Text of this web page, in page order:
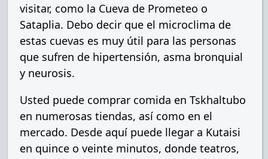
visitar, como la Cueva de Prometeo o
Sataplia. Debo decir que el microclima de
estas cuevas es muy útil para las personas
que sufren de hipertensión, asma bronquial
y neurosis.
Usted puede comprar comida en Tskhaltubo
en numerosas tiendas, así como en el
mercado. Desde aquí puede llegar a Kutaisi
en quince o veinte minutos, donde teatros,